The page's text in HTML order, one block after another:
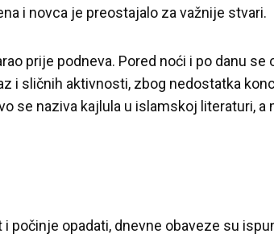
i novca je preostajalo za važnije stvari.
prije podneva. Pored noći i po danu se
i sličnih aktivnosti, zbog nedostatka
se naziva kajlula u islamskoj literaturi, a
počinje opadati, dnevne obaveze su